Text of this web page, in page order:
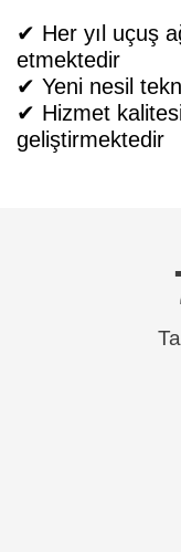
✔ Her yıl uçuş
etmektedir
✔ Yeni nesil
✔ Hizmet
geliştirmektedir